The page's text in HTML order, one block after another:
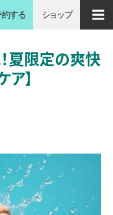
する ショップ
夏限定の爽快
】